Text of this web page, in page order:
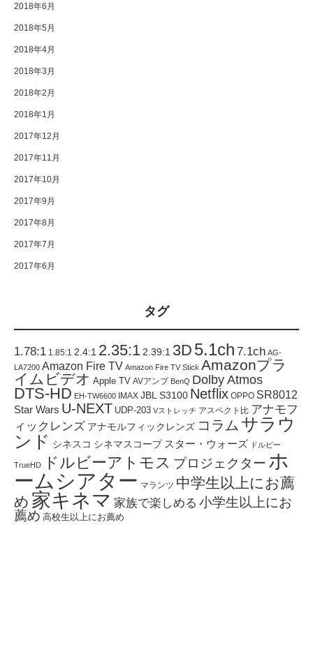
2018年6月
2018年5月
2018年4月
2018年3月
2018年2月
2018年1月
2017年12月
2017年11月
2017年10月
2017年9月
2017年8月
2017年7月
2017年6月
タグ
1.78:1 1.85:1 2.4:1 2.35:1 2.39:1 3D 5.1ch 7.1ch AG-
LA7200 Amazon Fire TV Amazon Fire TV Stick Amazonプラ
イムビデオ Apple TV AVアンプ BenQ Dolby Atmos
DTS-HD EH-TW6600 IMAX JBL S3100 Netflix OPPO SR8012
Star Wars U-NEXT UDP-203 Vストレッチ アスペクト比 アナモフ
ィックレンズ アナモルフィックレンズ コラム サラウ
ンド シネスコ シネマスコープ スター・ウォーズ ドルビー
TrueHD ドルビーアトモス プロジェクター ホ
ームシアター マランツ 中学生以上にお薦
め 家キネマ 家族で楽しめる 小学生以上にお
薦め 高校生以上にお薦め